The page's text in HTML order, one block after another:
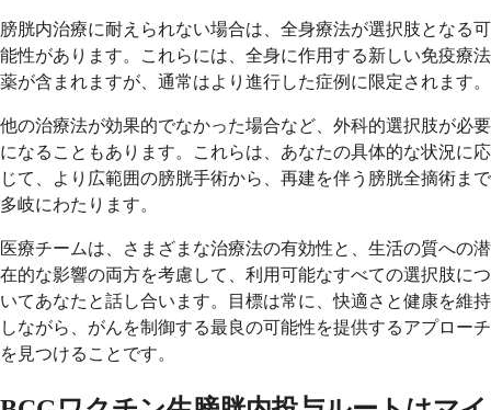
膀胱内治療に耐えられない場合は、全身療法が選択肢となる可
能性があります。これらには、全身に作用する新しい免疫療法
薬が含まれますが、通常はより進行した症例に限定されます。
他の治療法が効果的でなかった場合など、外科的選択肢が必要
になることもあります。これらは、あなたの具体的な状況に応
じて、より広範囲の膀胱手術から、再建を伴う膀胱全摘術まで
多岐にわたります。
医療チームは、さまざまな治療法の有効性と、生活の質への潜
在的な影響の両方を考慮して、利用可能なすべての選択肢につ
いてあなたと話し合います。目標は常に、快適さと健康を維持
しながら、がんを制御する最良の可能性を提供するアプローチ
を見つけることです。